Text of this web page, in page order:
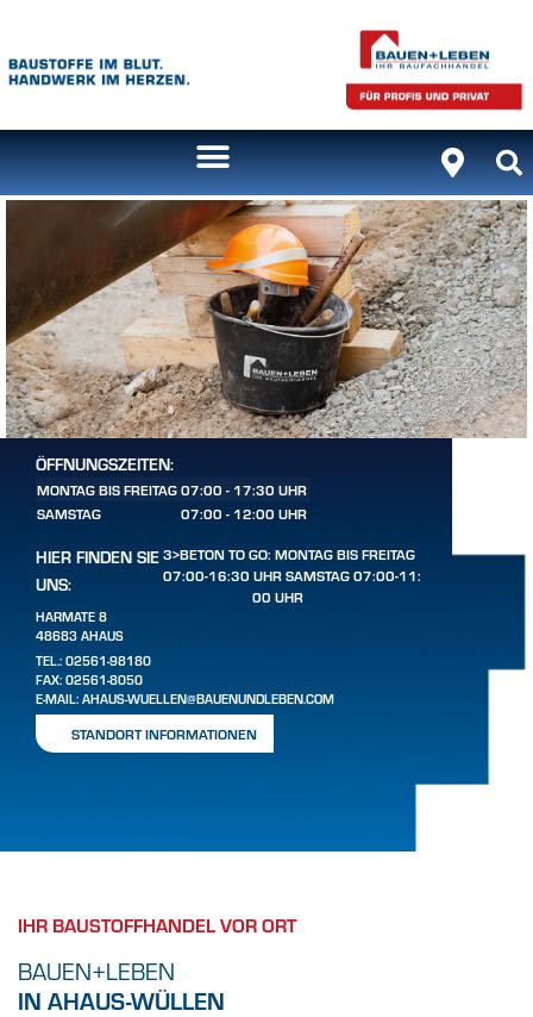
ÖFFNUNGSZEITEN:
MONTAG BIS FREITAG07:00 - 17:30 UHR
SAMSTAG
07:00 - 12:00 UHR
3>BETON TO GO: MONTAG BIS FREITAG
07:00-16:30 UHR SAMSTAG 07:00-11:
00 UHR
HIER FINDEN SIE
UNS:
HARMATE 8
48683 AHAUS
TEL.: 02561-98180
FAX: 02561-8050
E-MAIL: AHAUS-WUELLEN@BAUENUNDLEBEN.COM
STANDORT INFORMATIONEN
IHR BAUSTOFFHANDEL VOR ORT
BAUEN+LEBEN
IN AHAUS-WÜLLEN